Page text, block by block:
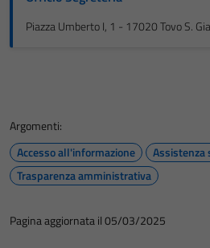
Piazza Umberto I, 1 - 17020 Tovo S.
Argomenti:
Accesso all'informazione
Assistenza
Trasparenza amministrativa
Pagina aggiornata il 05/03/2025